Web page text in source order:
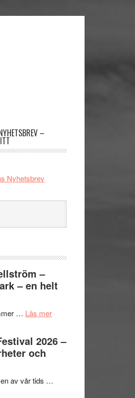
–
Nyhetsbrev
–
– en helt
… Läs merom
Håkan
Hellström
Folkets
2026 –
och
av vår tids …